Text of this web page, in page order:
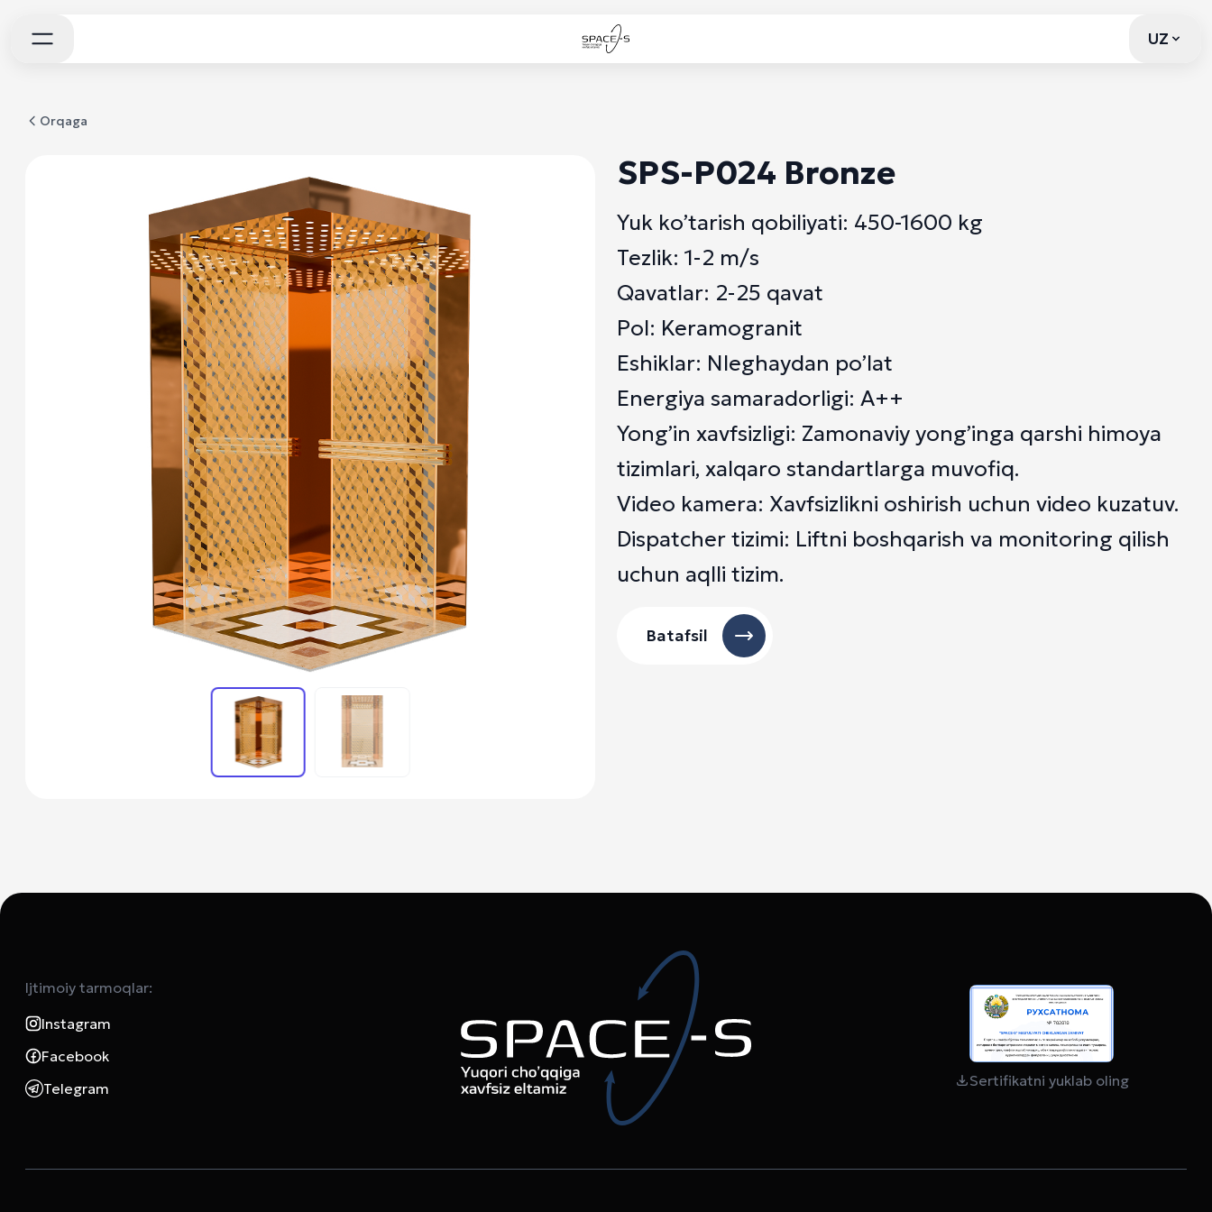
UZUZ
Orqaga
SPS-P024 Bronze
Yuk ko’tarish qobiliyati: 450-1600 kg
Tezlik: 1-2 m/s
Qavatlar: 2-25 qavat
Pol: Keramogranit
Eshiklar: Nleghaydan po’lat
Energiya samaradorligi: A++
Yong’in xavfsizligi: Zamonaviy yong’inga qarshi himoya
tizimlari, xalqaro standartlarga muvofiq.
Video kamera: Xavfsizlikni oshirish uchun video kuzatuv.
Dispatcher tizimi: Liftni boshqarish va monitoring qilish
uchun aqlli tizim.
Batafsil
Ijtimoiy tarmoqlar:
Instagram
Facebook
Telegram
Sertifikatni yuklab oling